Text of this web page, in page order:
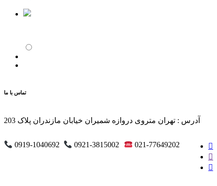
تماس با ما
آدرس : تهران متروی دروازه شمیران خیابان مازندران پلاک 203
0919-1040692 0921-3815002 021-77649202